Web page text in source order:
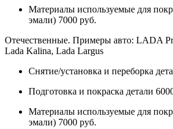
Материалы используемые для
эмали) 7000 руб.
Отечественные. Примеры авто: LADA
Lada Kalina, Lada Largus
Снятие/установка и переборка
Подготовка и покраска детали
Материалы используемые для
эмали) 7000 руб.